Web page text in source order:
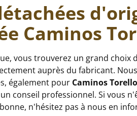
Caminos
vous trouverez un grand choix
auprès du fabricant.
également pour Caminos Torello
conseil professionnel. Si vous
n'hésitez pas à nous en